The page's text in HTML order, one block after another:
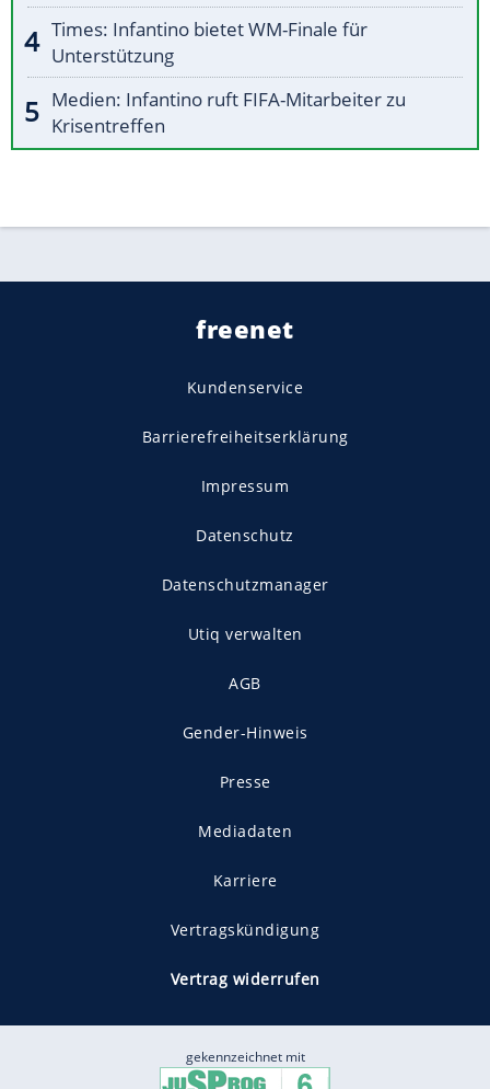
Times: Infantino bietet WM-Finale für
Unterstützung
Medien: Infantino ruft FIFA-Mitarbeiter zu
Krisentreffen
freenet
Kundenservice
Barrierefreiheitserklärung
Impressum
Datenschutz
Datenschutzmanager
Utiq verwalten
AGB
Gender-Hinweis
Presse
Mediadaten
Karriere
Vertragskündigung
Vertrag widerrufen
gekennzeichnet mit